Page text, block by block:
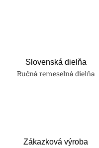
Slovenská dielňa
Ručná remeselná dielňa
Zákazková výroba